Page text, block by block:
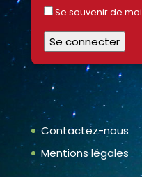
Se souvenir de moi
Contactez-nous
Mentions légales